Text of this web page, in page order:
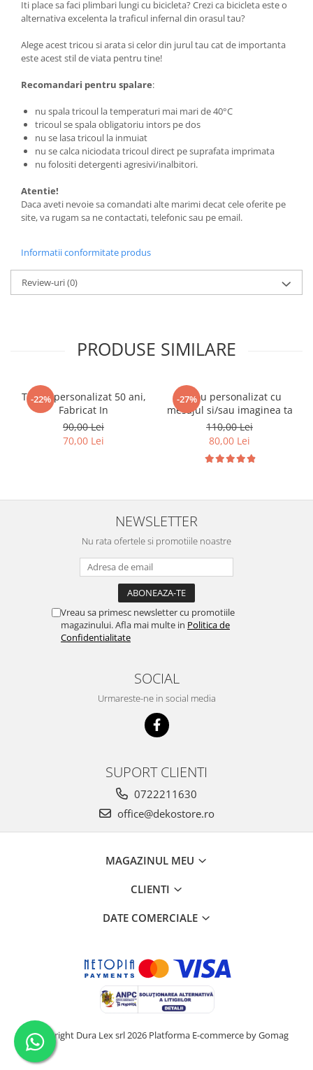
Iti place sa faci plimbari lungi cu bicicleta? Crezi ca bicicleta este o
alternativa excelenta la traficul infernal din orasul tau?
Alege acest tricou si arata si celor din jurul tau cat de importanta
este acest stil de viata pentru tine!
Recomandari pentru spalare:
nu spala tricoul la temperaturi mai mari de 40°C
tricoul se spala obligatoriu intors pe dos
nu se lasa tricoul la inmuiat
nu se calca niciodata tricoul direct pe suprafata imprimata
nu folositi detergenti agresivi/inalbitori.
Atentie!
Daca aveti nevoie sa comandati alte marimi decat cele oferite pe
site, va rugam sa ne contactati, telefonic sau pe email.
Informatii conformitate produs
Review-uri(0)
PRODUSE SIMILARE
-22%
Tricou personalizat 50 ani,
Fabricat In
90,00 Lei
70,00 Lei
-27%
Tricou personalizat cu
mesajul si/sau imaginea ta
110,00 Lei
80,00 Lei
NEWSLETTER
Nu rata ofertele si promotiile noastre
Vreau sa primesc newsletter cu promotiile
magazinului. Afla mai multe in Politica de
Confidentialitate
SOCIAL
Urmareste-ne in social media
SUPORT CLIENTI
0722211630
office@dekostore.ro
MAGAZINUL MEU
CLIENTI
DATE COMERCIALE
©Copyright Dura Lex srl 2026 Platforma E-commerce by Gomag